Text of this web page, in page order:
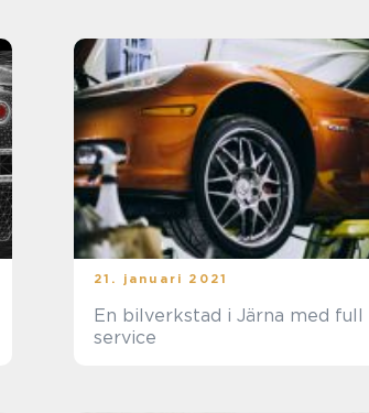
21. januari 2021
En bilverkstad i Järna med full
service